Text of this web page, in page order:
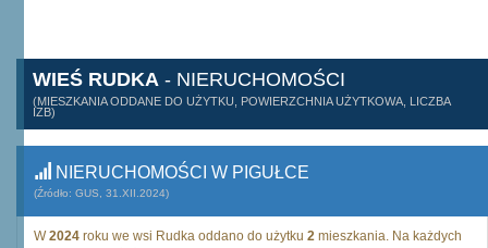
WIEŚ RUDKA - NIERUCHOMOŚCI
(MIESZKANIA ODDANE DO UŻYTKU, POWIERZCHNIA UŻYTKOWA, LICZBA
IZB)
NIERUCHOMOŚCI W PIGUŁCE
(Źródło: GUS, 31.XII.2024)
W2024 roku we wsi Rudka oddano do użytku 2 mieszkania. Na każdych